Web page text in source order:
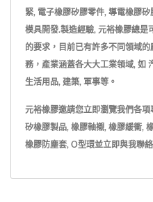
緊, 電子橡膠矽膠零件, 導電橡膠
模具開發.製造經驗, 元裕橡膠總是
的要求，目前已有許多不同領域
務，產業涵蓋各大大工業領域, 如
生活用品, 建築, 軍事等。
元裕橡膠邀請您立即瀏覽我們各項
矽橡膠製品, 橡膠軸襯, 橡膠緩衝,
橡膠防塵套, O型環並立即與我聯絡